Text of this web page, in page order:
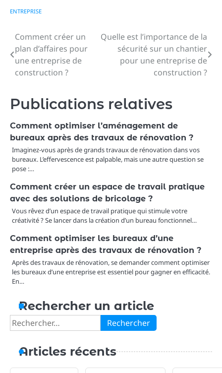
ENTREPRISE
Navigation
de
l’article
Comment créer un
plan d’affaires pour
une entreprise de
construction ?
Quelle est l’importance de la
sécurité sur un chantier
pour une entreprise de
construction ?
Publications relatives
Comment optimiser l’aménagement de
bureaux après des travaux de rénovation ?
Imaginez-vous après de grands travaux de rénovation dans vos
bureaux. L’effervescence est palpable, mais une autre question se
pose :…
Comment créer un espace de travail pratique
avec des solutions de bricolage ?
Vous rêvez d’un espace de travail pratique qui stimule votre
créativité ? Se lancer dans la création d’un bureau fonctionnel…
Comment optimiser les bureaux d’une
entreprise après des travaux de rénovation ?
Après des travaux de rénovation, se demander comment optimiser
les bureaux d’une entreprise est essentiel pour gagner en efficacité.
En…
Rechercher un article
Rechercher :
Articles récents